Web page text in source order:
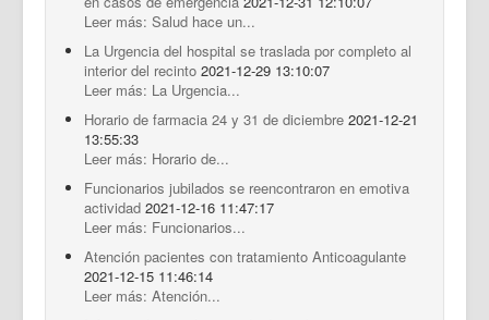
Leer más: Salud hace un...
La Urgencia del hospital se traslada por completo al
interior del recinto 2021-12-29 13:10:07
Leer más: La Urgencia...
Horario de farmacia 24 y 31 de diciembre 2021-12-21
13:55:33
Leer más: Horario de...
Funcionarios jubilados se reencontraron en emotiva
actividad 2021-12-16 11:47:17
Leer más: Funcionarios...
Atención pacientes con tratamiento Anticoagulante
2021-12-15 11:46:14
Leer más: Atención...